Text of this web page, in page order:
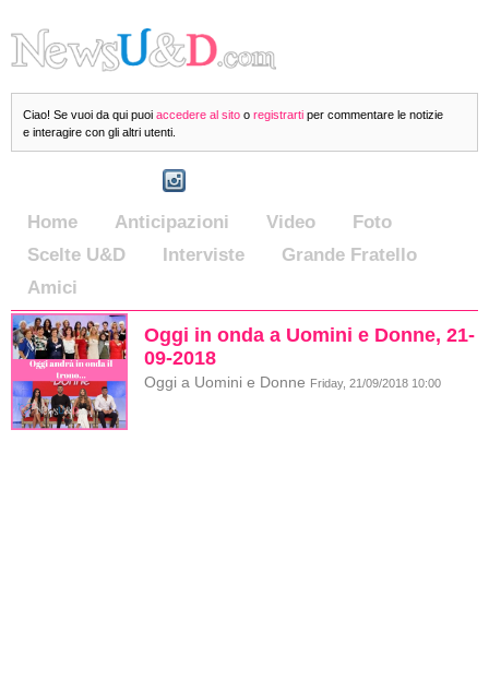
Ciao! Se vuoi da qui puoi accedere al sito o registrarti per commentare le notizie
e interagire con gli altri utenti.
Home Anticipazioni Video
Foto
Scelte U&D
Interviste
Grande Fratello
Amici
Oggi in onda a Uomini e Donne, 21-
09-2018
Oggi a Uomini e Donne Friday, 21/09/2018 10:00